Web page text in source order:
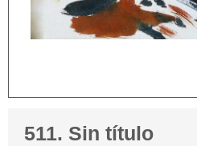
511. Sin título